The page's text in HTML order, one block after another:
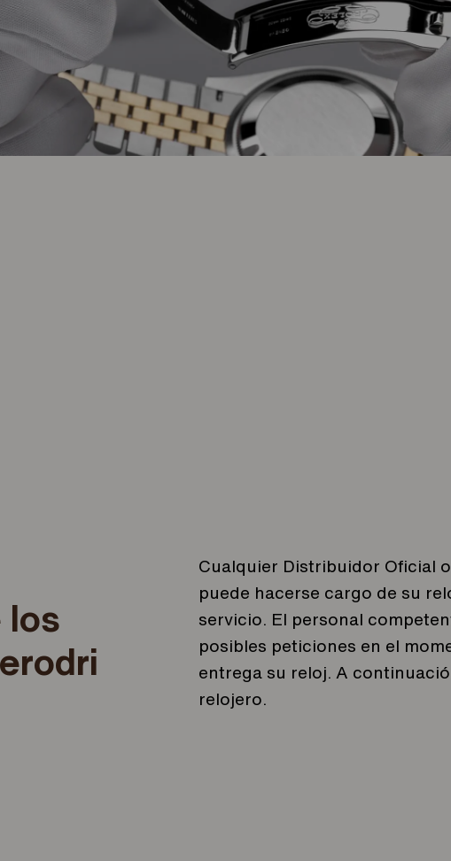
los
Cualquier Distribuidor Oficial
puede hacerse cargo de su
servicio. El personal
posibles peticiones en el
entrega su reloj. A
relojero.